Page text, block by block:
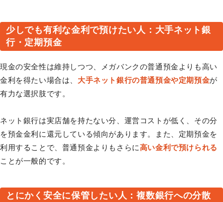
少しでも有利な金利で預けたい人：大手ネット銀
行・定期預金
現金の安全性は維持しつつ、メガバンクの普通預金よりも高い
金利を得たい場合は、 大手ネット銀行の普通預金や定期預金が
有力な選択肢です。
ネット銀行は実店舗を持たない分、運営コストが低く、その分
を預金金利に還元している傾向があります。また、定期預金を
利用することで、普通預金よりもさらに高い金利で預けられる
ことが一般的です。
とにかく安全に保管したい人：複数銀行への分散